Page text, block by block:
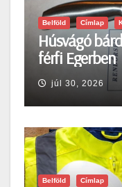
Belföld Címlap
Húsvágó
férfi Egerben
júl 30, 2026
Belföld Címlap